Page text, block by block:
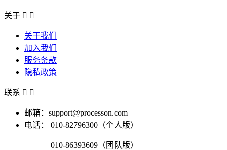
关于  
关于我们
加入我们
服务条款
隐私政策
联系  
邮箱：support@processon.com
电话：
010-82796300（个人版）
010-86393609（团队版）